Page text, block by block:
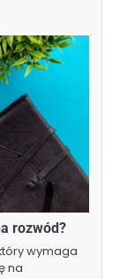
rozwód?
wymaga
na